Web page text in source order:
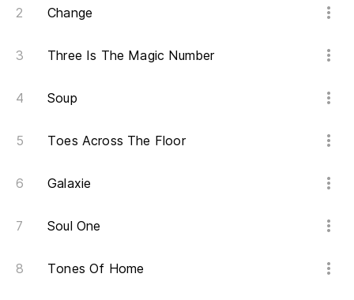
Change
Three Is The Magic Number
Soup
Toes Across The Floor
Galaxie
Soul One
Tones Of Home